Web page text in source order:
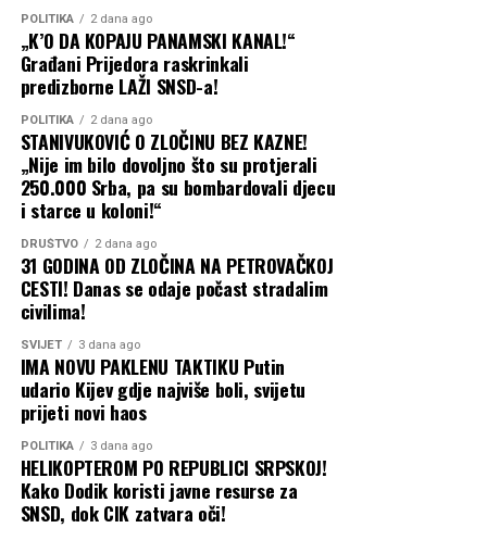
POLITIKA 2 dana ago
„K’O DA KOPAJU PANAMSKI KANAL!“
Građani Prijedora raskrinkali
predizborne LAŽI SNSD-a!
POLITIKA 2 dana ago
STANIVUKOVIĆ O ZLOČINU BEZ KAZNE!
„Nije im bilo dovoljno što su protjerali
250.000 Srba, pa su bombardovali djecu
i starce u koloni!“
DRUŠTVO 2 dana ago
31 GODINA OD ZLOČINA NA PETROVAČKOJ
CESTI! Danas se odaje počast stradalim
civilima!
SVIJET 3 dana ago
IMA NOVU PAKLENU TAKTIKU Putin
udario Kijev gdje najviše boli, svijetu
prijeti novi haos
POLITIKA 3 dana ago
HELIKOPTEROM PO REPUBLICI SRPSKOJ!
Kako Dodik koristi javne resurse za
SNSD, dok CIK zatvara oči!